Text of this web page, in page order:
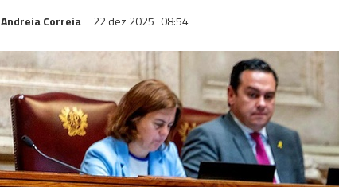
Andreia Correia 22 dez 2025 08:54